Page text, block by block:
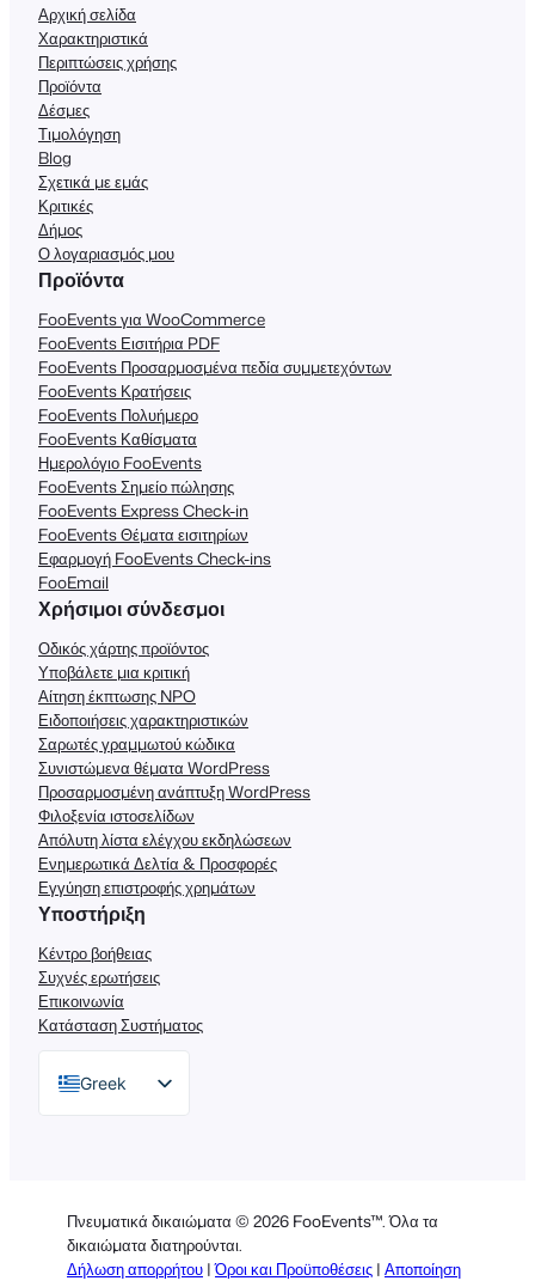
Αρχική σελίδα
Χαρακτηριστικά
Περιπτώσεις χρήσης
Προϊόντα
Δέσμες
Τιμολόγηση
Blog
Σχετικά με εμάς
Κριτικές
Δήμος
Ο λογαριασμός μου
Προϊόντα
FooEvents για WooCommerce
FooEvents Εισιτήρια PDF
FooEvents Προσαρμοσμένα πεδία συμμετεχόντων
FooEvents Κρατήσεις
FooEvents Πολυήμερο
FooEvents Καθίσματα
Ημερολόγιο FooEvents
FooEvents Σημείο πώλησης
FooEvents Express Check-in
FooEvents Θέματα εισιτηρίων
Εφαρμογή FooEvents Check-ins
FooEmail
Χρήσιμοι σύνδεσμοι
Οδικός χάρτης προϊόντος
Υποβάλετε μια κριτική
Αίτηση έκπτωσης NPO
Ειδοποιήσεις χαρακτηριστικών
Σαρωτές γραμμωτού κώδικα
Συνιστώμενα θέματα WordPress
Προσαρμοσμένη ανάπτυξη WordPress
Φιλοξενία ιστοσελίδων
Απόλυτη λίστα ελέγχου εκδηλώσεων
Ενημερωτικά Δελτία & Προσφορές
Εγγύηση επιστροφής χρημάτων
Υποστήριξη
Κέντρο βοήθειας
Συχνές ερωτήσεις
Επικοινωνία
Κατάσταση Συστήματος
Greek
Spanish
Italian
Πνευματικά δικαιώματα © 2026 FooEvents™. Όλα τα
δικαιώματα διατηρούνται.
Δήλωση απορρήτου |Όροι και Προϋποθέσεις | Αποποίηση